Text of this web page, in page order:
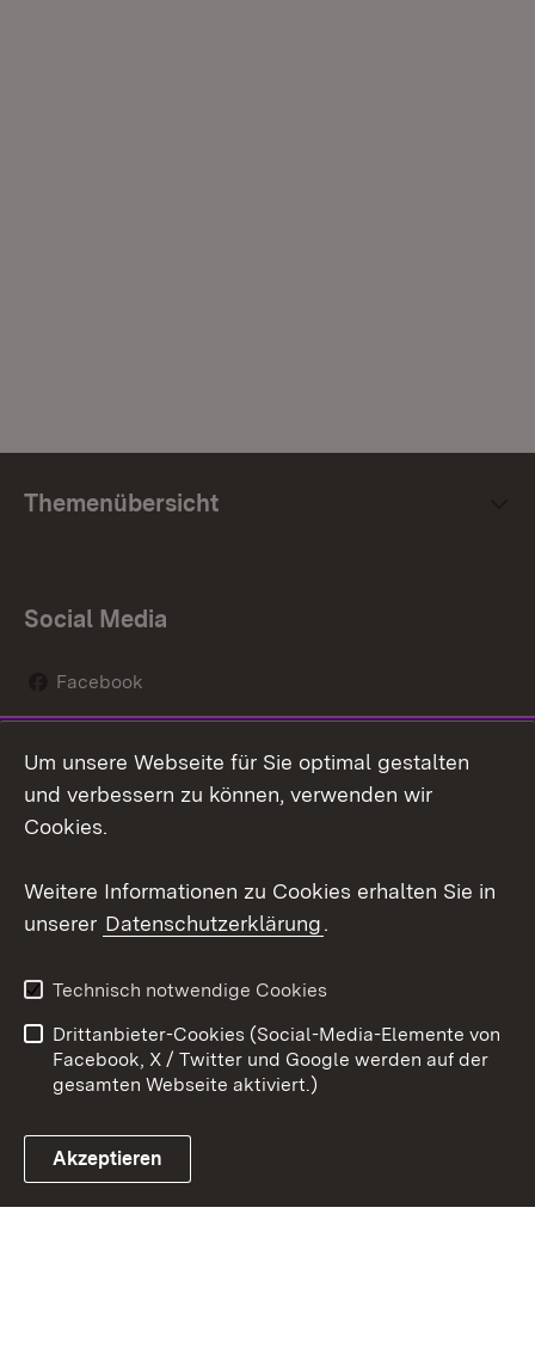
Themenübersicht
Social Media
Facebook
Social Wall
Youtube
Link zum Landesportal
Kontakt
Datenschutz
Barrierefreiheit
Impressum Cookies
Um unsere Webseite für Sie optimal gestalten
und verbessern zu können, verwenden wir
Cookies.
Weitere Informationen zu Cookies erhalten Sie in
unserer Datenschutzerklärung.
Technisch notwendige Cookies
Drittanbieter-Cookies (Social-Media-Elemente von
Facebook, X / Twitter und Google werden auf der
gesamten Webseite aktiviert.)
Akzeptieren